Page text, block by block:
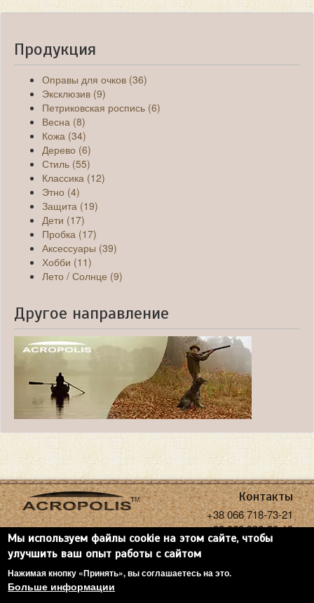
Продукция
Оправы для очков (36)
Эксклюзив (9)
Петриковская роспись (6)
Весна (8)
Кожа (34)
Дерево (6)
Стиль (55)
Классика (12)
Этно (4)
Защита (19)
Дети (17)
Пробка (17)
Аксессуары (39)
Хобби (11)
Лето / Солнце (9)
Другое направление
Контакты
+38 066 718-73-21
+38 068 936-30-18
acropolisoptics@gmail.com
Мы используем файлы cookie на этом сайте, чтобы
улучшить ваш опыт работы с сайтом
Нажимая кнопку «Принять», вы соглашаетесь на это.
Больше информации